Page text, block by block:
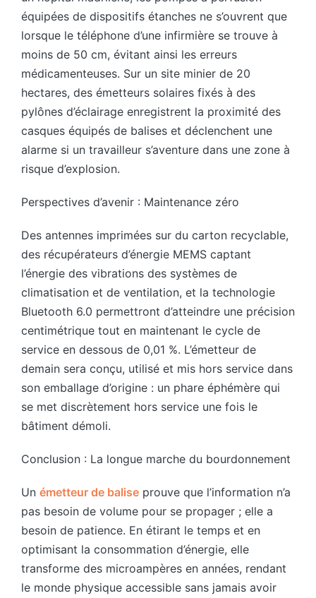
équipées de dispositifs étanches ne s’ouvrent que
lorsque le téléphone d’une infirmière se trouve à
moins de 50 cm, évitant ainsi les erreurs
médicamenteuses. Sur un site minier de 20
hectares, des émetteurs solaires fixés à des
pylônes d’éclairage enregistrent la proximité des
casques équipés de balises et déclenchent une
alarme si un travailleur s’aventure dans une zone à
risque d’explosion.
Perspectives d’avenir : Maintenance zéro
Des antennes imprimées sur du carton recyclable,
des récupérateurs d’énergie MEMS captant
l’énergie des vibrations des systèmes de
climatisation et de ventilation, et la technologie
Bluetooth 6.0 permettront d’atteindre une précision
centimétrique tout en maintenant le cycle de
service en dessous de 0,01 %. L’émetteur de
demain sera conçu, utilisé et mis hors service dans
son emballage d’origine : un phare éphémère qui
se met discrètement hors service une fois le
bâtiment démoli.
Conclusion : La longue marche du bourdonnement
Un émetteur de balise prouve que l’information n’a
pas besoin de volume pour se propager ; elle a
besoin de patience. En étirant le temps et en
optimisant la consommation d’énergie, elle
transforme des microampères en années, rendant
le monde physique accessible sans jamais avoir